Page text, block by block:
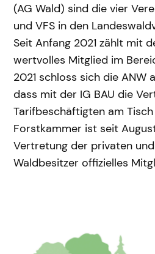
(AG Wald) sind die vier
und VFS in den
Seit Anfang 2021 zählt mit
wertvolles Mitglied im
2021 schloss sich die ANW
dass mit der IG BAU die
Tarifbeschäftigten am
Forstkammer ist seit
Vertretung der privaten
Waldbesitzer offizielles